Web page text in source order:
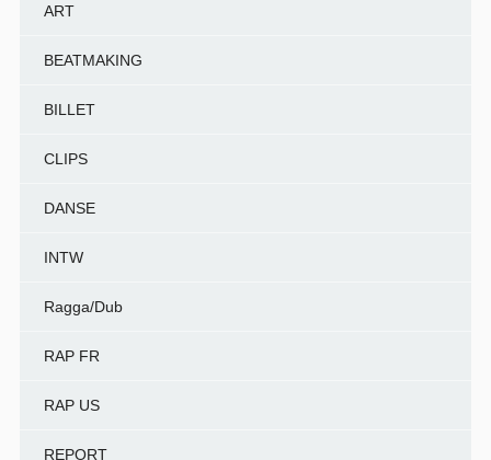
ART
BEATMAKING
BILLET
CLIPS
DANSE
INTW
Ragga/Dub
RAP FR
RAP US
REPORT